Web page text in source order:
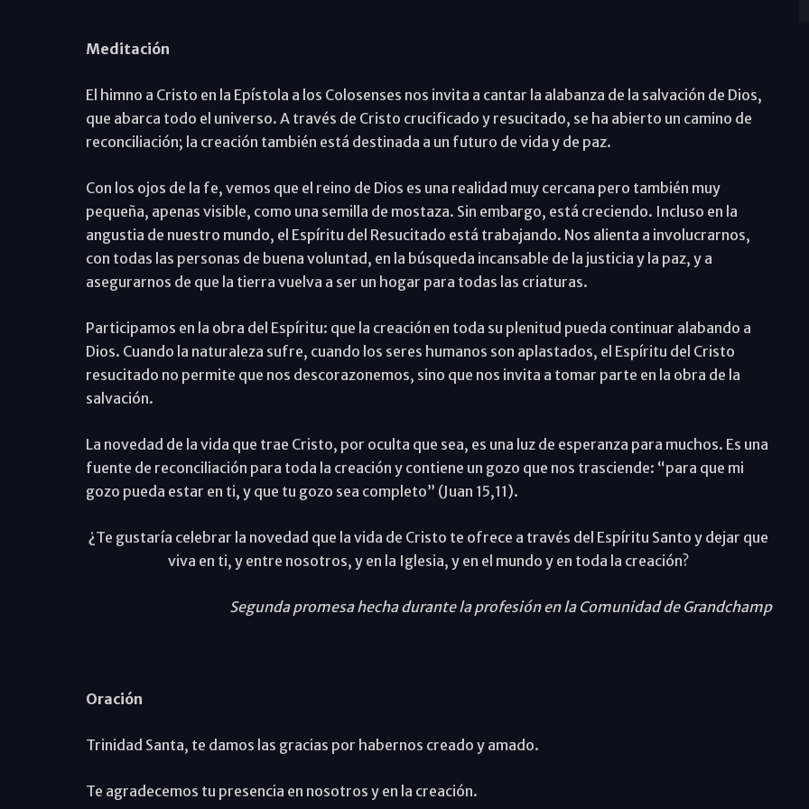
Meditación
El himno a Cristo en la Epístola a los Colosenses nos invita a cantar la alabanza de la salvación de Dios,
que abarca todo el universo. A través de Cristo crucificado y resucitado, se ha abierto un camino de
reconciliación; la creación también está destinada a un futuro de vida y de paz.
Con los ojos de la fe, vemos que el reino de Dios es una realidad muy cercana pero también muy
pequeña, apenas visible, como una semilla de mostaza. Sin embargo, está creciendo. Incluso en la
angustia de nuestro mundo, el Espíritu del Resucitado está trabajando. Nos alienta a involucrarnos,
con todas las personas de buena voluntad, en la búsqueda incansable de la justicia y la paz, y a
asegurarnos de que la tierra vuelva a ser un hogar para todas las criaturas.
Participamos en la obra del Espíritu: que la creación en toda su plenitud pueda continuar alabando a
Dios. Cuando la naturaleza sufre, cuando los seres humanos son aplastados, el Espíritu del Cristo
resucitado no permite que nos descorazonemos, sino que nos invita a tomar parte en la obra de la
salvación.
La novedad de la vida que trae Cristo, por oculta que sea, es una luz de esperanza para muchos. Es una
fuente de reconciliación para toda la creación y contiene un gozo que nos trasciende: “para que mi
gozo pueda estar en ti, y que tu gozo sea completo” (Juan 15,11).
¿Te gustaría celebrar la novedad que la vida de Cristo te ofrece a través del Espíritu Santo y dejar que
viva en ti, y entre nosotros, y en la Iglesia, y en el mundo y en toda la creación?
Segunda promesa hecha durante la profesión en la Comunidad de Grandchamp
Oración
Trinidad Santa, te damos las gracias por habernos creado y amado.
Te agradecemos tu presencia en nosotros y en la creación.